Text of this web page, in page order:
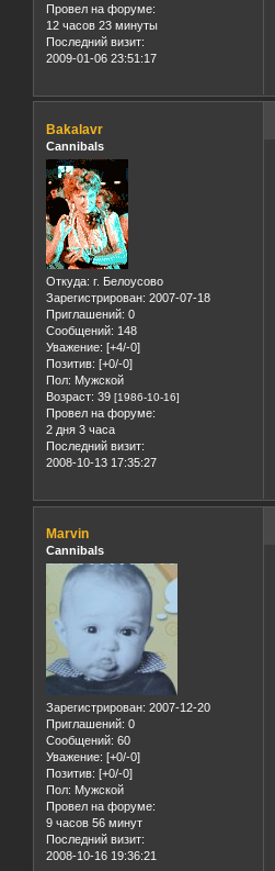
Провел на форуме:
12 часов 23 минуты
Последний визит:
2009-01-06 23:51:17
Bakalavr
Cannibals
Откуда: г. Белоусово
Зарегистрирован: 2007-07-18
Приглашений: 0
Сообщений: 148
Уважение: [+4/-0]
Позитив: [+0/-0]
Пол: Мужской
Возраст: 39 [1986-10-16]
Провел на форуме:
2 дня 3 часа
Последний визит:
2008-10-13 17:35:27
Marvin
Cannibals
Зарегистрирован: 2007-12-20
Приглашений: 0
Сообщений: 60
Уважение: [+0/-0]
Позитив: [+0/-0]
Пол: Мужской
Провел на форуме:
9 часов 56 минут
Последний визит:
2008-10-16 19:36:21